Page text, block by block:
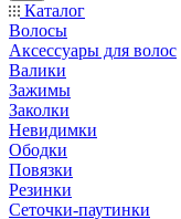
Каталог
Волосы
Аксессуары для волос
Валики
Зажимы
Заколки
Невидимки
Ободки
Повязки
Резинки
Сеточки-паутинки